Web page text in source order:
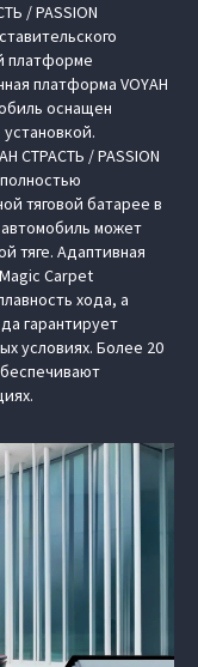
/ PASSION
платформе
платформа VOYAH
оснащен
СТРАСТЬ / PASSION
тяговой батарее в
автомобиль может
тяге. Адаптивная
Carpet
хода, а
гарантирует
условиях. Более 20